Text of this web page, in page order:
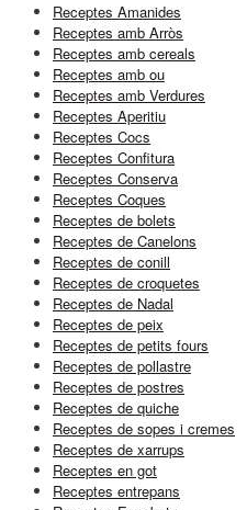
Receptes Amanides
Receptes amb Arròs
Receptes amb cereals
Receptes amb ou
Receptes amb Verdures
Receptes Aperitiu
Receptes Cocs
Receptes Confitura
Receptes Conserva
Receptes Coques
Receptes de bolets
Receptes de Canelons
Receptes de conill
Receptes de croquetes
Receptes de Nadal
Receptes de peix
Receptes de petits fours
Receptes de pollastre
Receptes de postres
Receptes de quiche
Receptes de sopes i cremes
Receptes de xarrups
Receptes en got
Receptes entrepans